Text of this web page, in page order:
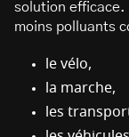
solution efficace.
moins polluants
le vélo,
la marche,
les